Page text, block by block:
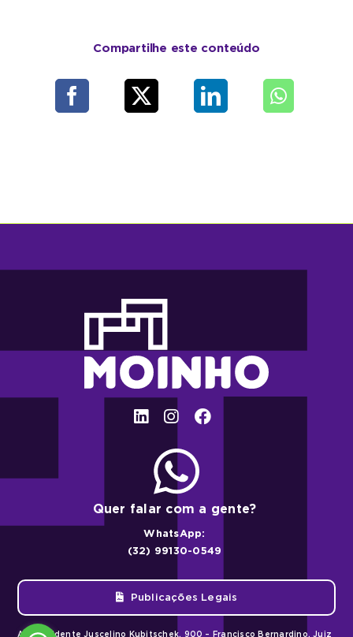
Compartilhe este conteúdo
Quer falar com a gente?
WhatsApp:
(32) 99130-0549
Publicações Legais
Av. Presidente Juscelino Kubitschek, 900 – Francisco Bernardino, Juiz